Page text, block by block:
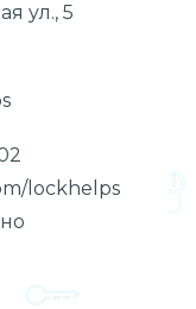
ул., 5
lockhelps